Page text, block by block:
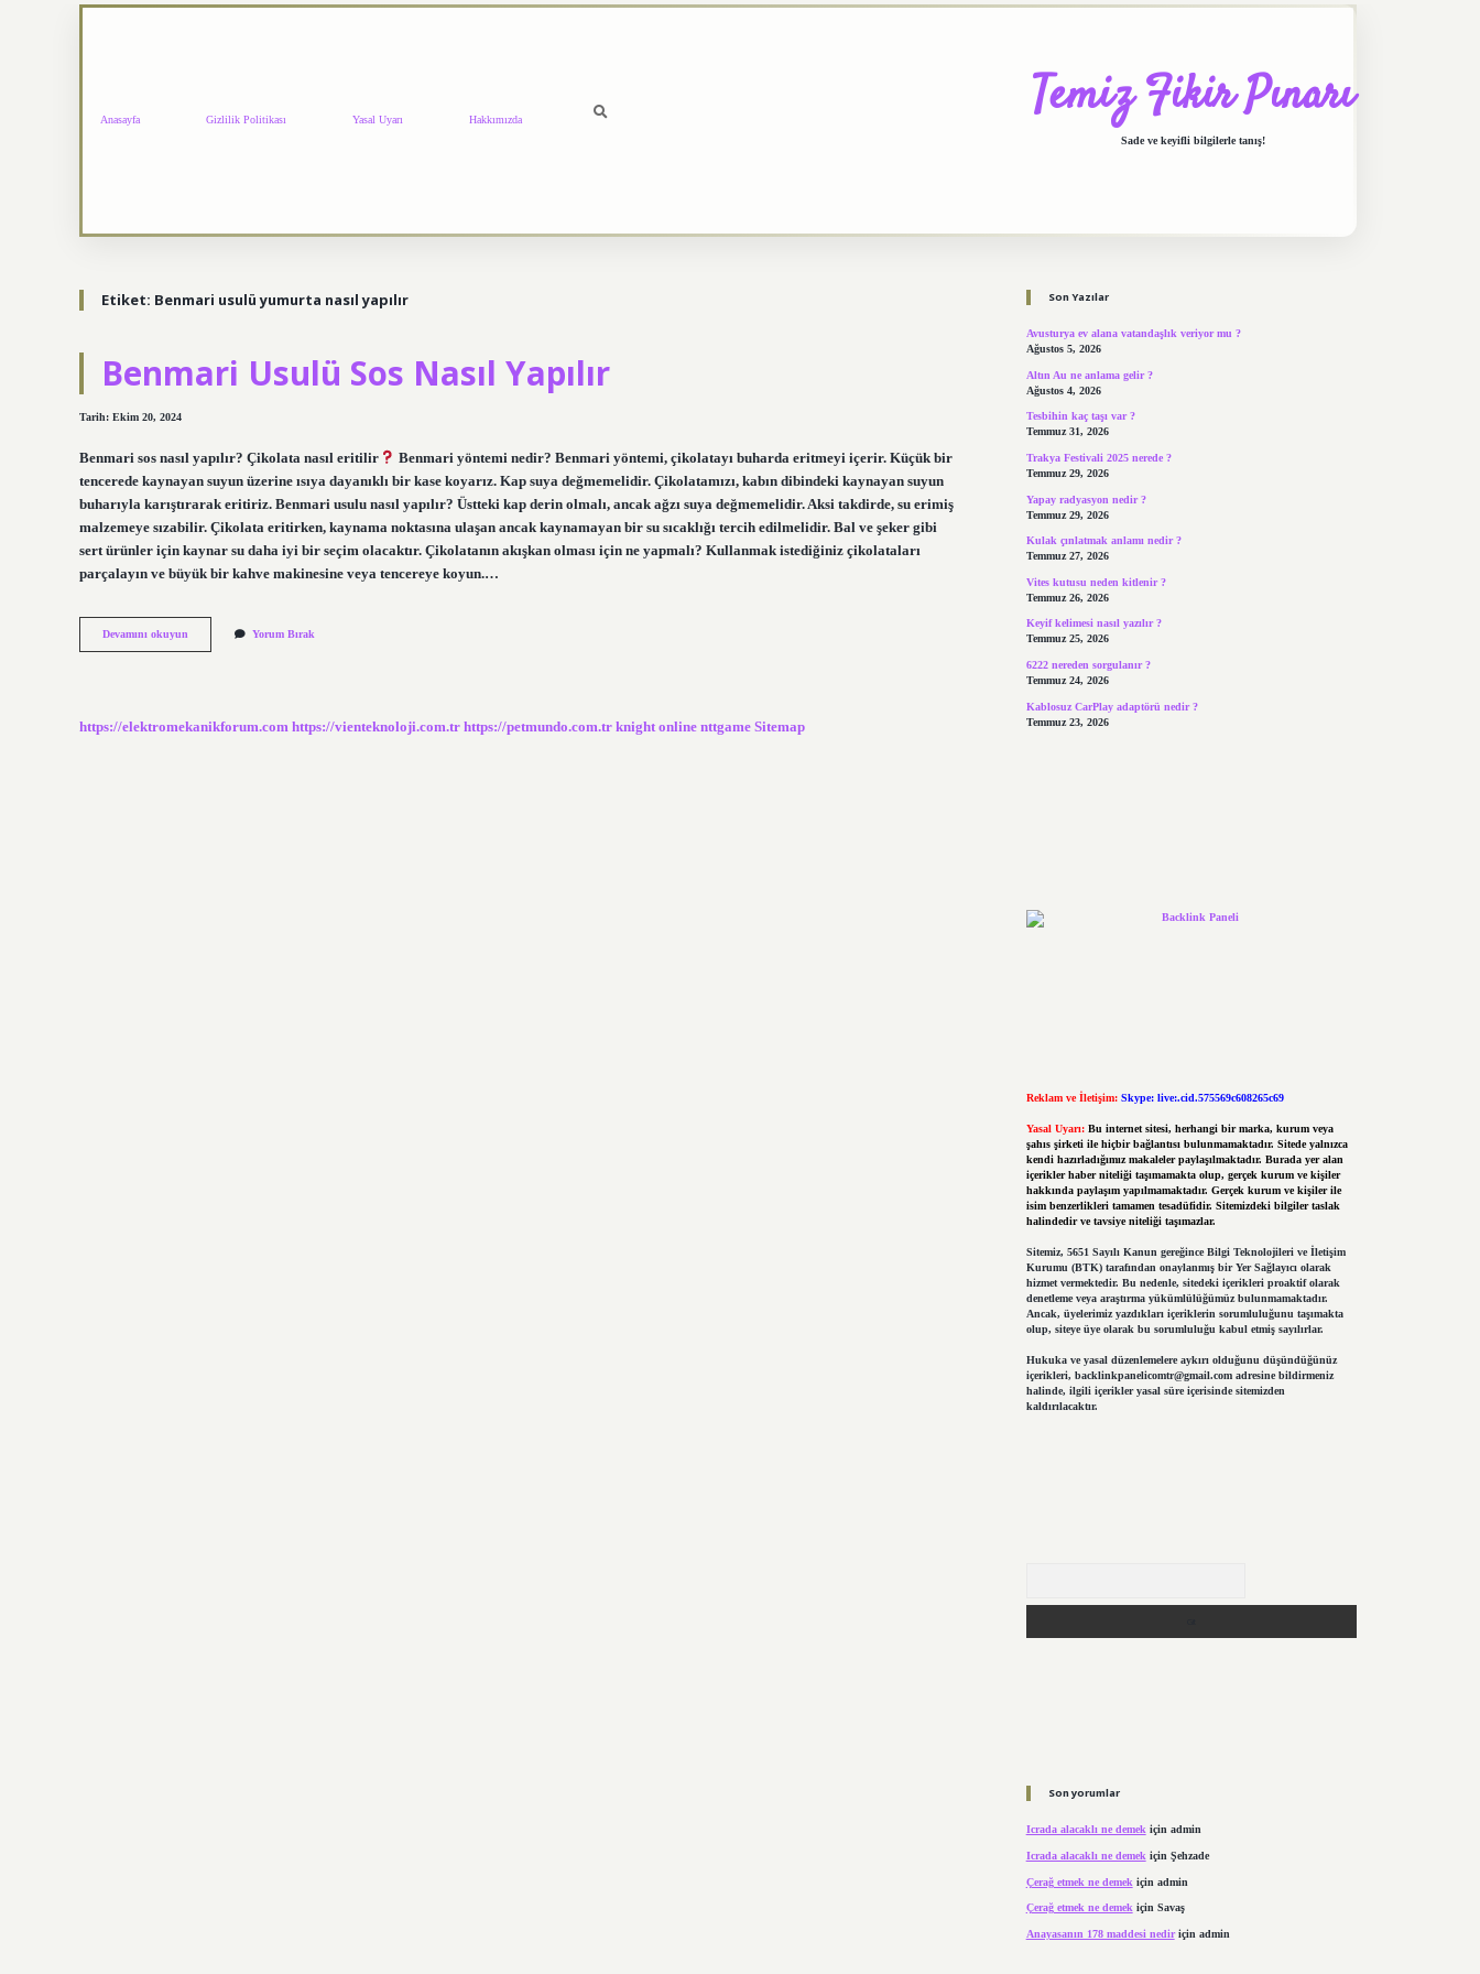
Anasayfa Gizlilik Politikası Yasal Uyarı Hakkımızda Temiz Fikir Pınarı
Sade ve keyifli bilgilerle tanış!
Etiket: Benmari usulü yumurta nasıl yapılır
Benmari Usulü Sos Nasıl Yapılır
Tarih: Ekim 20, 2024
Benmari sos nasıl yapılır? Çikolata nasıl eritilir
Benmari yöntemi nedir? Benmari yöntemi, çikolatayı buharda eritmeyi içerir. Küçük bir
tencerede kaynayan suyun üzerine ısıya dayanıklı bir kase koyarız. Kap suya değmemelidir. Çikolatamızı, kabın dibindeki kaynayan suyun
buharıyla karıştırarak eritiriz. Benmari usulu nasıl yapılır? Üstteki kap derin olmalı, ancak ağzı suya değmemelidir. Aksi takdirde, su erimiş
malzemeye sızabilir. Çikolata eritirken, kaynama noktasına ulaşan ancak kaynamayan bir su sıcaklığı tercih edilmelidir. Bal ve şeker gibi
sert ürünler için kaynar su daha iyi bir seçim olacaktır. Çikolatanın akışkan olması için ne yapmalı? Kullanmak istediğiniz çikolataları
parçalayın ve büyük bir kahve makinesine veya tencereye koyun.…
Devamını okuyun
Usulü
Yorum Bırak
https://elektromekanikforum.com https://vienteknoloji.com.tr https://petmundo.com.tr knight online nttgame Sitemap
Son Yazılar
Avusturya ev alana vatandaşlık veriyor mu ?
Ağustos 5, 2026
Altın Au ne anlama gelir ?
Ağustos 4, 2026
Tesbihin kaç taşı var ?
Temmuz 31, 2026
Trakya Festivali 2025 nerede ?
Temmuz 29, 2026
Yapay radyasyon nedir ?
Temmuz 29, 2026
Kulak çınlatmak anlamı nedir ?
Temmuz 27, 2026
Vites kutusu neden kitlenir ?
Temmuz 26, 2026
Keyif kelimesi nasıl yazılır ?
Temmuz 25, 2026
6222 nereden sorgulanır ?
Temmuz 24, 2026
Kablosuz CarPlay adaptörü nedir ?
Temmuz 23, 2026
Reklam ve İletişim: Skype: live:.cid.575569c608265c69
Yasal Uyarı: Bu internet sitesi, herhangi bir marka, kurum veya
şahıs şirketi ile hiçbir bağlantısı bulunmamaktadır. Sitede yalnızca
kendi hazırladığımız makaleler paylaşılmaktadır. Burada yer alan
içerikler haber niteliği taşımamakta olup, gerçek kurum ve kişiler
hakkında paylaşım yapılmamaktadır. Gerçek kurum ve kişiler ile
isim benzerlikleri tamamen tesadüfidir. Sitemizdeki bilgiler taslak
halindedir ve tavsiye niteliği taşımazlar.
Sitemiz, 5651 Sayılı Kanun gereğince Bilgi Teknolojileri ve İletişim
Kurumu (BTK) tarafından onaylanmış bir Yer Sağlayıcı olarak
hizmet vermektedir. Bu nedenle, sitedeki içerikleri proaktif olarak
denetleme veya araştırma yükümlülüğümüz bulunmamaktadır.
Ancak, üyelerimiz yazdıkları içeriklerin sorumluluğunu taşımakta
olup, siteye üye olarak bu sorumluluğu kabul etmiş sayılırlar.
Hukuka ve yasal düzenlemelere aykırı olduğunu düşündüğünüz
içerikleri, backlinkpanelicomtr@gmail.comadresine bildirmeniz
halinde, ilgili içerikler yasal süre içerisinde sitemizden
kaldırılacaktır.
Son yorumlar
Icrada alacaklı ne demekiçin admin
Icrada alacaklı ne demek için Şehzade
Çerağ etmek ne demek için admin
Çerağ etmek ne demekiçin Savaş
Anayasanın 178 maddesi nediriçin admin